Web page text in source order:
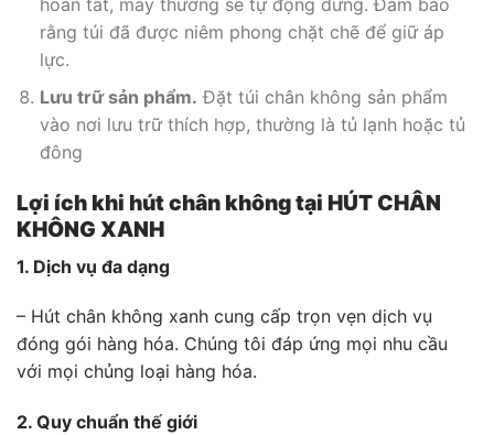
rằng túi đã được niêm phong chặt chẽ để giữ áp
lực.
Lưu trữ sản phẩm. Đặt túi chân không sản phẩm
vào nơi lưu trữ thích hợp, thường là tủ lạnh hoặc tủ
đông
Lợi ích khi hút chân không tại HÚT CHÂN
KHÔNG XANH
1. Dịch vụ đa dạng
– Hút chân không xanh cung cấp trọn vẹn dịch vụ
đóng gói hàng hóa. Chúng tôi đáp ứng mọi nhu cầu
với mọi chủng loại hàng hóa.
2. Quy chuẩn thế giới